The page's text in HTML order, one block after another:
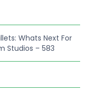
Whats Next For
Studios – 583